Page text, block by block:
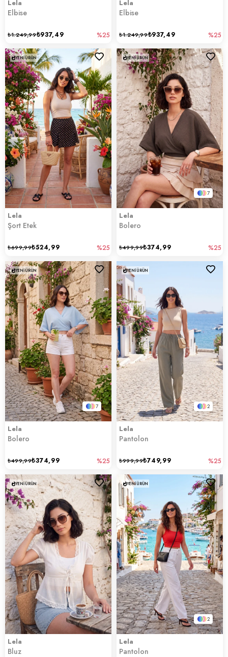
Lela
Elbise
₺937,49
₺1.249,99 %25
Lela
Elbise
₺937,49
₺1.249,99 %25
Lela
Şort Etek
₺524,99
₺699,99 %25
YENI ÜRÜN
7
Lela
Bolero
₺374,99
₺499,99 %25
YENI ÜRÜN
7
Lela
Bolero
₺374,99
₺499,99 %25
YENI ÜRÜN
2
Lela
Pantolon
₺749,99
₺999,99 %25
YENI ÜRÜN
Lela
Bluz
YENI ÜRÜN
2
Lela
Pantolon
YENI ÜRÜN